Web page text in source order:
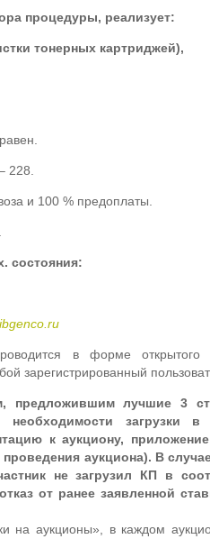
процедуры, реализует:
тонерных картриджей),
228.
и 100 % предоплаты.
состояния:
в форме открытого
зарегистрированный
предложившим лучшие 3
необходимости загрузки
к аукциону,
аукциона). В
не загрузил КП в
от ранее заявленной
на аукционы», в каждом